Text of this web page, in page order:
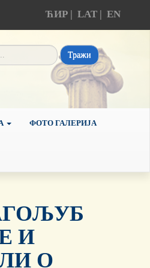
ЋИР| LAT| EN
Тражи
ФОТО ГАЛЕРИЈА
И
О